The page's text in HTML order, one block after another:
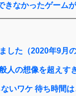
きなかったゲーム
した（2020年9月
人の想像を超えす
いワケ 待ち時間